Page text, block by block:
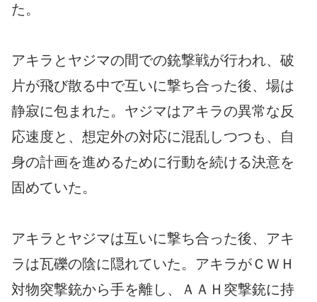
た。
アキラとヤジマの間での銃撃戦が行われ、破
片が飛び散る中で互いに撃ち合った後、場は
静寂に包まれた。ヤジマはアキラの異常な反
応速度と、想定外の対応に混乱しつつも、自
身の計画を進めるために行動を続ける決意を
固めていた。
アキラとヤジマは互いに撃ち合った後、アキ
ラは瓦礫の陰に隠れていた。アキラがＣＷＨ
対物突撃銃から手を離し、ＡＡＨ突撃銃に持